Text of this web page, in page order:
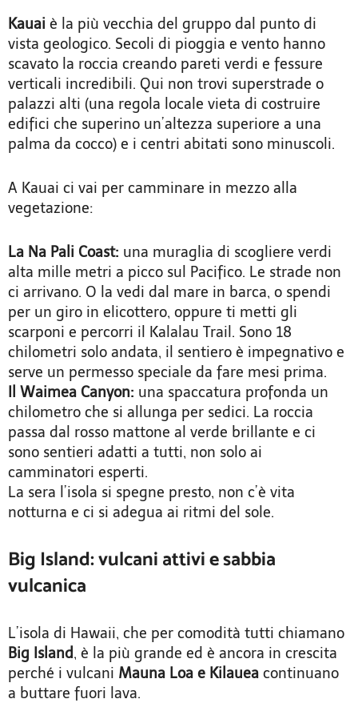
Kauai è la più vecchia del gruppo dal punto di
vista geologico. Secoli di pioggia e vento hanno
scavato la roccia creando pareti verdi e fessure
verticali incredibili. Qui non trovi superstrade o
palazzi alti (una regola locale vieta di costruire
edifici che superino un’altezza superiore a una
palma da cocco) e i centri abitati sono minuscoli.
A Kauai ci vai per camminare in mezzo alla
vegetazione:
La Na Pali Coast: una muraglia di scogliere verdi
alta mille metri a picco sul Pacifico. Le strade non
ci arrivano. O la vedi dal mare in barca, o spendi
per un giro in elicottero, oppure ti metti gli
scarponi e percorri il Kalalau Trail. Sono 18
chilometri solo andata, il sentiero è impegnativo e
serve un permesso speciale da fare mesi prima.
Il Waimea Canyon: una spaccatura profonda un
chilometro che si allunga per sedici. La roccia
passa dal rosso mattone al verde brillante e ci
sono sentieri adatti a tutti, non solo ai
camminatori esperti.
La sera l’isola si spegne presto, non c’è vita
notturna e ci si adegua ai ritmi del sole.
Big Island: vulcani attivi e sabbia
vulcanica
L’isola di Hawaii, che per comodità tutti chiamano
Big Island, è la più grande ed è ancora in crescita
perché i vulcani Mauna Loa e Kilauea continuano
a buttare fuori lava.